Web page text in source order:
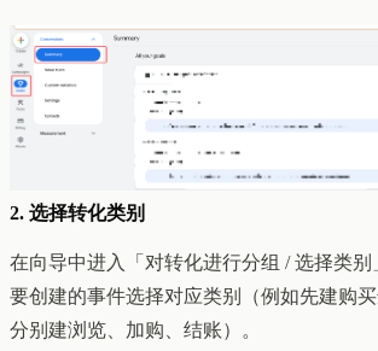
2. 选择转化类别
在向导中进入「对转化进行分组 / 选择类
要创建的事件选择对应类别（例如先建购
分别建浏览、加购、结账）。